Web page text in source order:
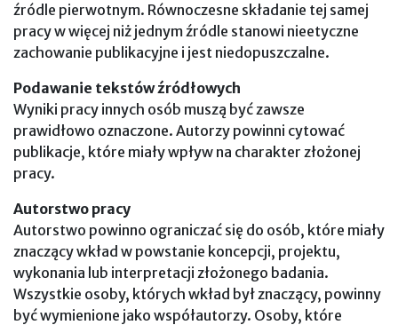
źródle pierwotnym. Równoczesne składanie tej samej
pracy w więcej niż jednym źródle stanowi nieetyczne
zachowanie publikacyjne i jest niedopuszczalne.
Podawanie tekstów źródłowych
Wyniki pracy innych osób muszą być zawsze
prawidłowo oznaczone. Autorzy powinni cytować
publikacje, które miały wpływ na charakter złożonej
pracy.
Autorstwo pracy
Autorstwo powinno ograniczać się do osób, które miały
znaczący wkład w powstanie koncepcji, projektu,
wykonania lub interpretacji złożonego badania.
Wszystkie osoby, których wkład był znaczący, powinny
być wymienione jako współautorzy. Osoby, które